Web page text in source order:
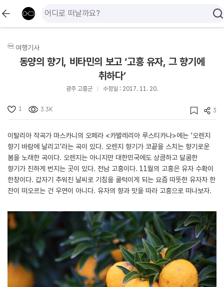
여행기사
동양의 향기, 비타민의 보고 ‘고흥 유자, 그 향기에
취하다’
광주 고흥군 수정일 : 2017. 11. 20.
1 3.3K 3
이탈리아 작곡가 마스카니의 오페라 <카발레리아 루스티카나>에는 '오렌지
향기 바람에 날리고'라는 곡이 있다. 오렌지 향기가 코끝을 스치는 향기로운
봄을 노래한 곡이다. 오렌지는 아니지만 대한민국에도 상큼하고 달콤한
향기가 진하게 번지는 곳이 있다. 전남 고흥이다. 11월의 고흥은 유자 수확이
한창이다. 갑자기 추워진 날씨로 기침을 쿨럭이게 되는 요즘 따뜻한 유자차 한
잔이 떠오르는 건 우연이 아니다. 유자의 향과 맛을 따라 고흥으로 떠나보자.